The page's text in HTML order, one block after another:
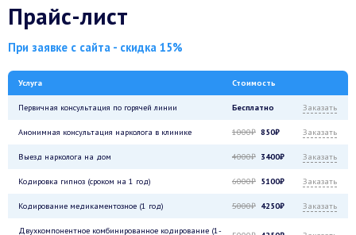
Прайс-лист
При заявке с сайта - скидка 15%
Услуга Стоимость
Первичная консультация по горячей линии Бесплатно Заказать
Анонимная консультация нарколога в клинике 1000₽ 850₽ Заказать
Выезд нарколога на дом 4000₽ 3400₽ Заказать
Кодировка гипноз (сроком на 1 год) 6000₽ 5100₽ Заказать
Кодирование медикаментозное (1 год) 5000₽ 4250₽ Заказать
Двухкомпонентное комбинированное кодирование (1-